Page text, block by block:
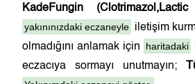
KadeFungin
yakınınızdaki eczaneyle iletişim
olmadığını anlamak için
haritadaki
eczacıya sormayı unutmayın;